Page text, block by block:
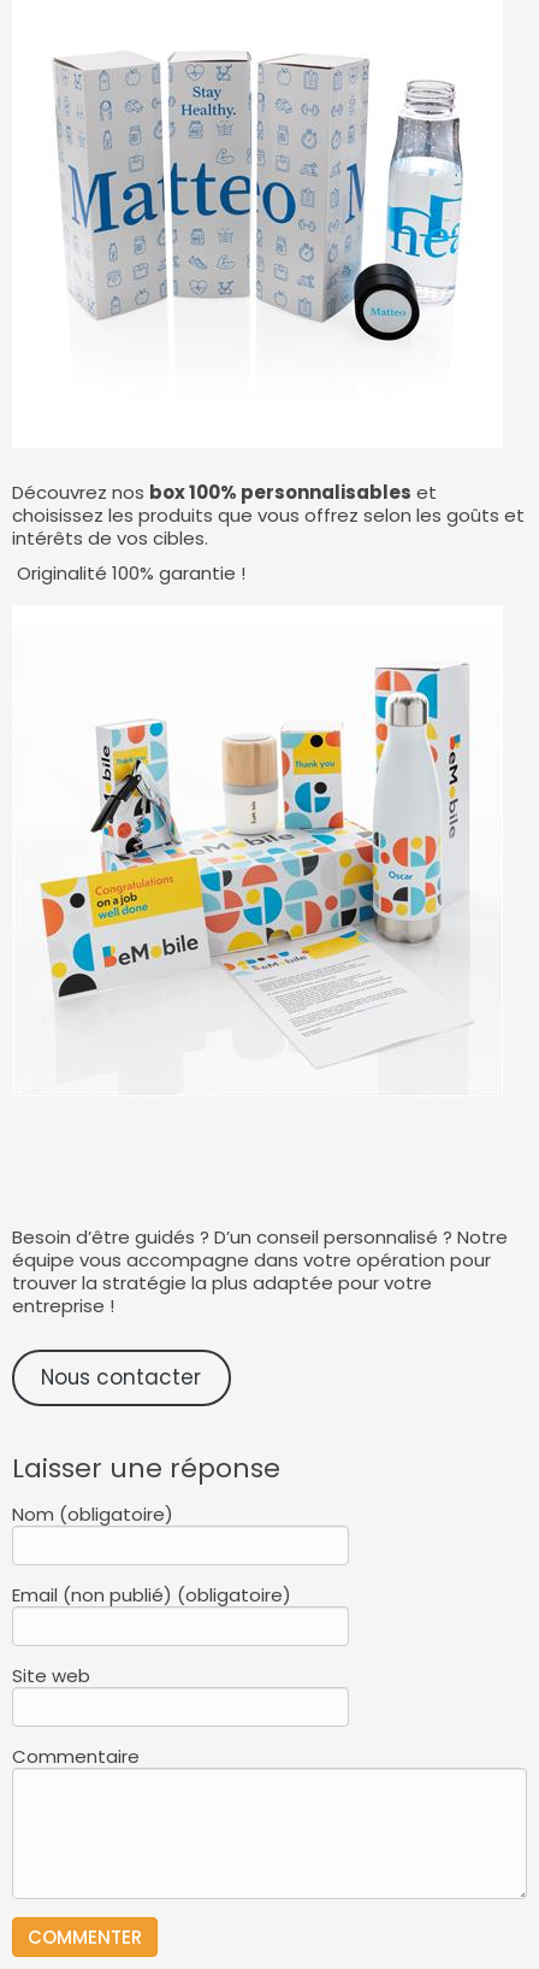
Découvrez nos box 100% personnalisables et
choisissez les produits que vous offrez selon les goûts et
intérêts de vos cibles.
Originalité 100% garantie !
Besoin d’être guidés ? D’un conseil personnalisé ? Notre
équipe vous accompagne dans votre opération pour
trouver la stratégie la plus adaptée pour votre
entreprise !
Nous contacter
Laisser une réponse
Nom (obligatoire)
Email (non publié) (obligatoire)
Site web
Commentaire